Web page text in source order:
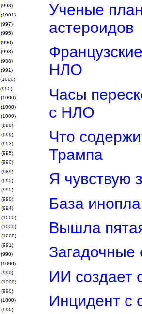
(998)
(1001)
(997)
(995)
(990)
(998)
(988)
(991)
(1000)
(990)
(1000)
(1000)
(1000)
(990)
(999)
(993)
(995)
(990)
(989)
(995)
(995)
(990)
(994)
(1000)
(1000)
(1000)
(991)
(990)
(1000)
(990)
(1000)
(990)
(1000)
(990)
Ученые
астероидов
НЛО
Часы
с НЛО
Что
Трампа
Я чувствую
База
Вышла
ИИ создает
Инцидент с